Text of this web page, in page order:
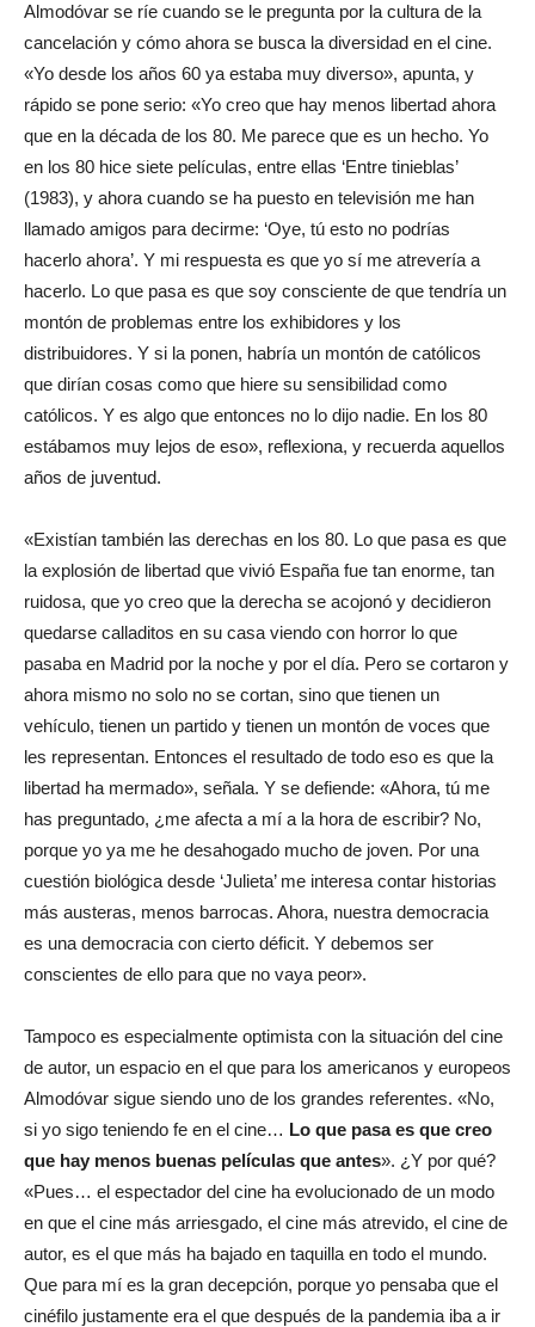
Almodóvar se ríe cuando se le pregunta por la cultura de la
cancelación y cómo ahora se busca la diversidad en el cine.
«Yo desde los años 60 ya estaba muy diverso», apunta, y
rápido se pone serio: «Yo creo que hay menos libertad ahora
que en la década de los 80. Me parece que es un hecho. Yo
en los 80 hice siete películas, entre ellas ‘Entre tinieblas’
(1983), y ahora cuando se ha puesto en televisión me han
llamado amigos para decirme: ‘Oye, tú esto no podrías
hacerlo ahora’. Y mi respuesta es que yo sí me atrevería a
hacerlo. Lo que pasa es que soy consciente de que tendría un
montón de problemas entre los exhibidores y los
distribuidores. Y si la ponen, habría un montón de católicos
que dirían cosas como que hiere su sensibilidad como
católicos. Y es algo que entonces no lo dijo nadie. En los 80
estábamos muy lejos de eso», reflexiona, y recuerda aquellos
años de juventud.
«Existían también las derechas en los 80. Lo que pasa es que
la explosión de libertad que vivió España fue tan enorme, tan
ruidosa, que yo creo que la derecha se acojonó y decidieron
quedarse calladitos en su casa viendo con horror lo que
pasaba en Madrid por la noche y por el día. Pero se cortaron y
ahora mismo no solo no se cortan, sino que tienen un
vehículo, tienen un partido y tienen un montón de voces que
les representan. Entonces el resultado de todo eso es que la
libertad ha mermado», señala. Y se defiende: «Ahora, tú me
has preguntado, ¿me afecta a mí a la hora de escribir? No,
porque yo ya me he desahogado mucho de joven. Por una
cuestión biológica desde ‘Julieta’ me interesa contar historias
más austeras, menos barrocas. Ahora, nuestra democracia
es una democracia con cierto déficit. Y debemos ser
conscientes de ello para que no vaya peor».
Tampoco es especialmente optimista con la situación del cine
de autor, un espacio en el que para los americanos y europeos
Almodóvar sigue siendo uno de los grandes referentes. «No,
si yo sigo teniendo fe en el cine… Lo que pasa es que creo
que hay menos buenas películas que antes». ¿Y por qué?
«Pues… el espectador del cine ha evolucionado de un modo
en que el cine más arriesgado, el cine más atrevido, el cine de
autor, es el que más ha bajado en taquilla en todo el mundo.
Que para mí es la gran decepción, porque yo pensaba que el
cinéfilo justamente era el que después de la pandemia iba a ir